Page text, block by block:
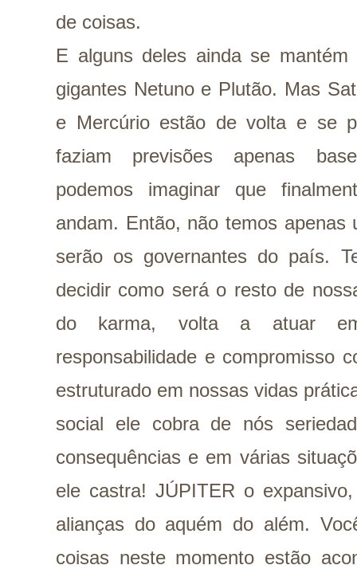
de coisas.
E alguns deles ainda se
gigantes Netuno e Plutão. Mas
e Mercúrio estão de volta e se
faziam previsões apenas
podemos imaginar que
andam. Então, não temos apenas
serão os governantes do país.
decidir como será o resto de
do karma, volta a atuar em
responsabilidade e compromisso
estruturado em nossas vidas
social ele cobra de nós
consequências e em várias
ele castra! JÚPITER o
alianças do aquém do além.
coisas neste momento estão